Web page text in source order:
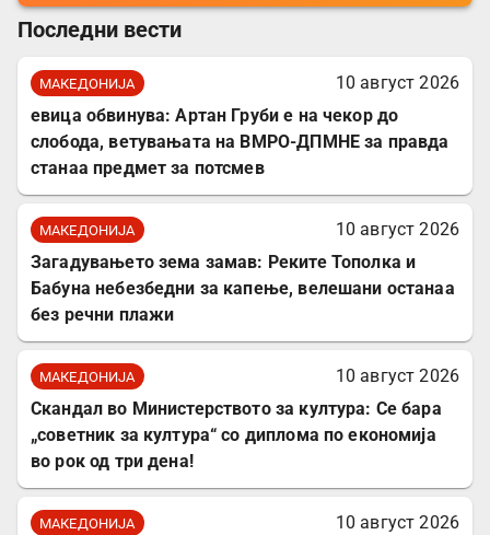
Последни вести
МАКЕДОНИЈА
10 август 2026
евица обвинува: Артан Груби е на чекор до
слобода, ветувањата на ВМРО-ДПМНЕ за правда
станаа предмет за потсмев
МАКЕДОНИЈА
10 август 2026
Загадувањето зема замав: Реките Тополка и
Бабуна небезбедни за капење, велешани останаа
без речни плажи
МАКЕДОНИЈА
10 август 2026
Скандал во Министерството за култура: Се бара
„советник за култура“ со диплома по економија
во рок од три дена!
МАКЕДОНИЈА
10 август 2026